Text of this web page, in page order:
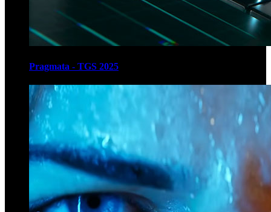
Pragmata - TGS 2025